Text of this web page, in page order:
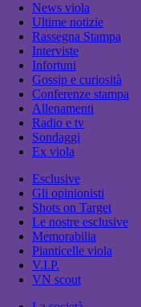
News viola
Ultime notizie
Rassegna Stampa
Interviste
Infortuni
Gossip e curiosità
Conferenze stampa
Allenamenti
Radio e tv
Sondaggi
Ex viola
Esclusive
Gli opinionisti
Shots on Target
Le nostre esclusive
Memorabilia
Pianticelle viola
V.I.P.
VN scout